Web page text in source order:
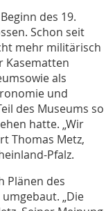
des 19.
Schon seit
mehr militärisch
Kasematten
als
und
des Museums so
hatte. „Wir
Thomas Metz,
Pfalz.
Plänen des
„Die